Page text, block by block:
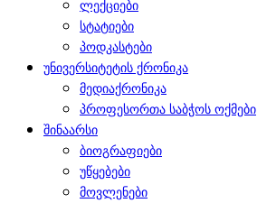
ლექციები
სტატიები
პოდკასტები
უნივერსიტეტის ქრონიკა
მედიაქრონიკა
პროფესორთა საბჭოს ოქმები
შინაარსი
ბიოგრაფიები
უწყებები
მოვლენები